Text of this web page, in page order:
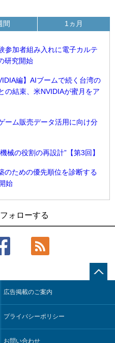
参加者組み入れに電子カルテ
研究開始
編】AIブームで続く台湾の
の結束、米NVIDIAが蜜月をア
ーム販売データ活用に向け分
械の役割の再設計”【第3回】
のための優先順位を診断する
始
間
始
策定に向けたAIシステムを本格
検への四足歩行ロボット利用を
】チップ自社製造で鍵を握る台
の役割の再設計”【第3回】
1ヵ月
リート充填時の異常を検出する
加者組み入れに電子カルテとAI
始
ェントを求めているのか【第25
横断で活用するためのナレッジ
ォローする
広告掲載のご案内
プライバシーポリシー
お問い合わせ